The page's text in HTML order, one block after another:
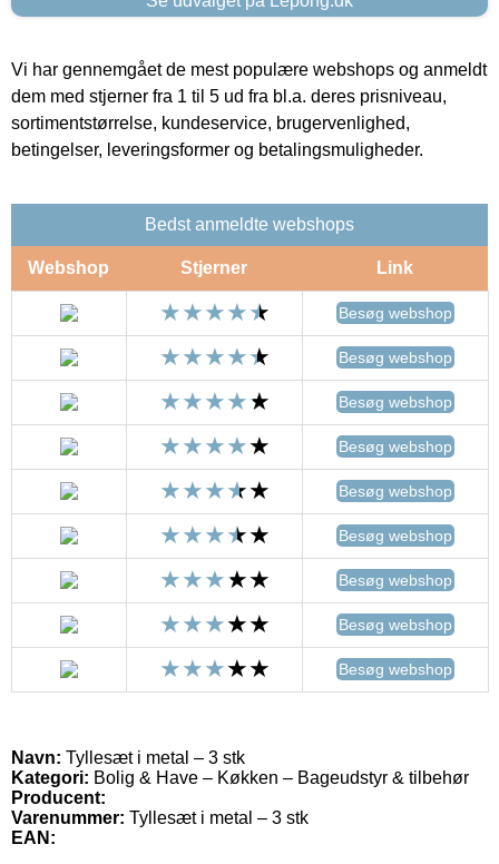
Vi har gennemgået de mest populære webshops og anmeldt
dem med stjerner fra 1 til 5 ud fra bl.a. deres prisniveau,
sortimentstørrelse, kundeservice, brugervenlighed,
betingelser, leveringsformer og betalingsmuligheder.
Bedst anmeldte webshops
Webshop Stjerner Link
Besøg webshop
Besøg webshop
Besøg webshop
Besøg webshop
Besøg webshop
Besøg webshop
Besøg webshop
Besøg webshop
Besøg webshop
Navn: Tyllesæt i metal – 3 stk
Kategori: Bolig & Have – Køkken – Bageudstyr & tilbehør
Producent:
Varenummer: Tyllesæt i metal – 3 stk
EAN: